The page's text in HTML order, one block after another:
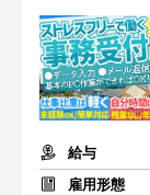
給与
雇用形態